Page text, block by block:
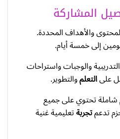
المشاركة
والأهداف المحددة.
إلى خمسة أيام.
والوجبات واستراحات
علىالتعلموالتطوير.
تحتوي على جميع
تدعمتجربةتعليمية غنية